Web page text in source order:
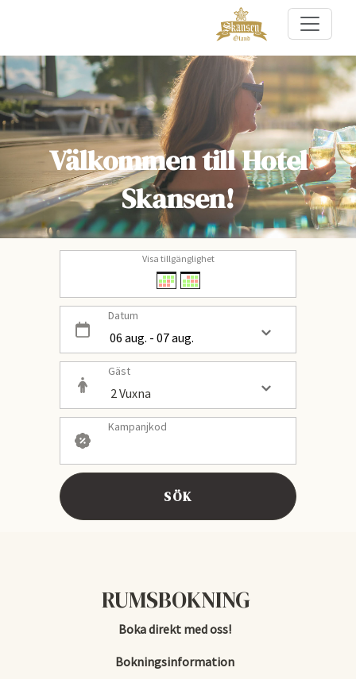
Välkommen till Hotel
Skansen!
Visa tillgänglighet
Datum
Gäst
Kampanjkod
SÖK
RUMSBOKNING
Boka direkt med oss!
Bokningsinformation